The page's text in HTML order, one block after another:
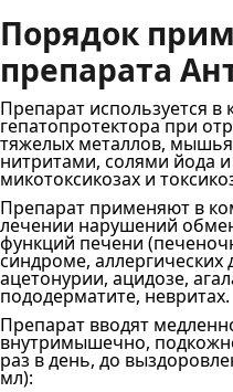
Порядок
препарата
Препарат используется в
гепатопротектора при
тяжелых металлов,
нитритами, солями йода
микотоксикозах и
Препарат применяют в
лечении нарушений
функций печени
синдроме, аллергических
ацетонурии, ацидозе,
пододерматите, невритах.
Препарат вводят
внутримышечно,
раз в день, до
мл):